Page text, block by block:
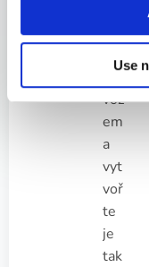
Use
ký
pro
voz
em
a
vyt
voř
te
je
tak